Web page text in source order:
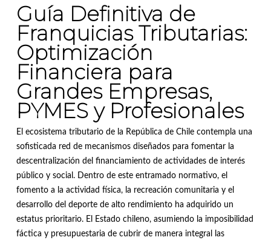
Guía Definitiva de
Franquicias Tributarias:
Optimización
Financiera para
Grandes Empresas,
PYMES y Profesionales
El ecosistema tributario de la República de Chile contempla una
sofisticada red de mecanismos diseñados para fomentar la
descentralización del financiamiento de actividades de interés
público y social .
Dentro de este entramado normativo, el
fomento a la actividad física, la recreación comunitaria y el
desarrollo del deporte de alto rendimiento ha adquirido un
estatus prioritario. El Estado chileno, asumiendo la imposibilidad
fáctica y presupuestaria de cubrir de manera integral las